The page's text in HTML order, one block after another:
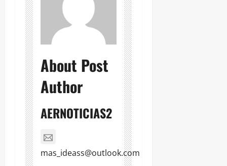
About Post
Author
AERNOTICIAS2
mas_ideass@outlook.com